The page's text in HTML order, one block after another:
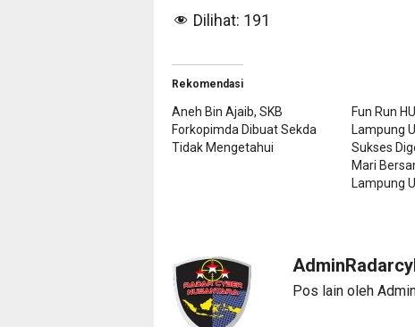
Dilihat: 191
Rekomendasi
Aneh Bin Ajaib, SKB
Forkopimda Dibuat Sekda
Tidak Mengetahui
Fun Run
Lampung
Sukses
Mari
Lampung
Pos lain oleh